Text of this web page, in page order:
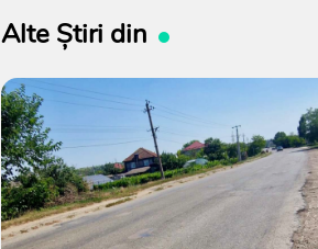
Alte Știri din